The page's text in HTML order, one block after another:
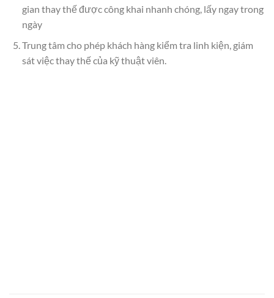
gian thay thế được công khai nhanh chóng, lấy ngay trong
ngày
Trung tâm cho phép khách hàng kiểm tra linh kiện, giám
sát việc thay thế của kỹ thuật viên.